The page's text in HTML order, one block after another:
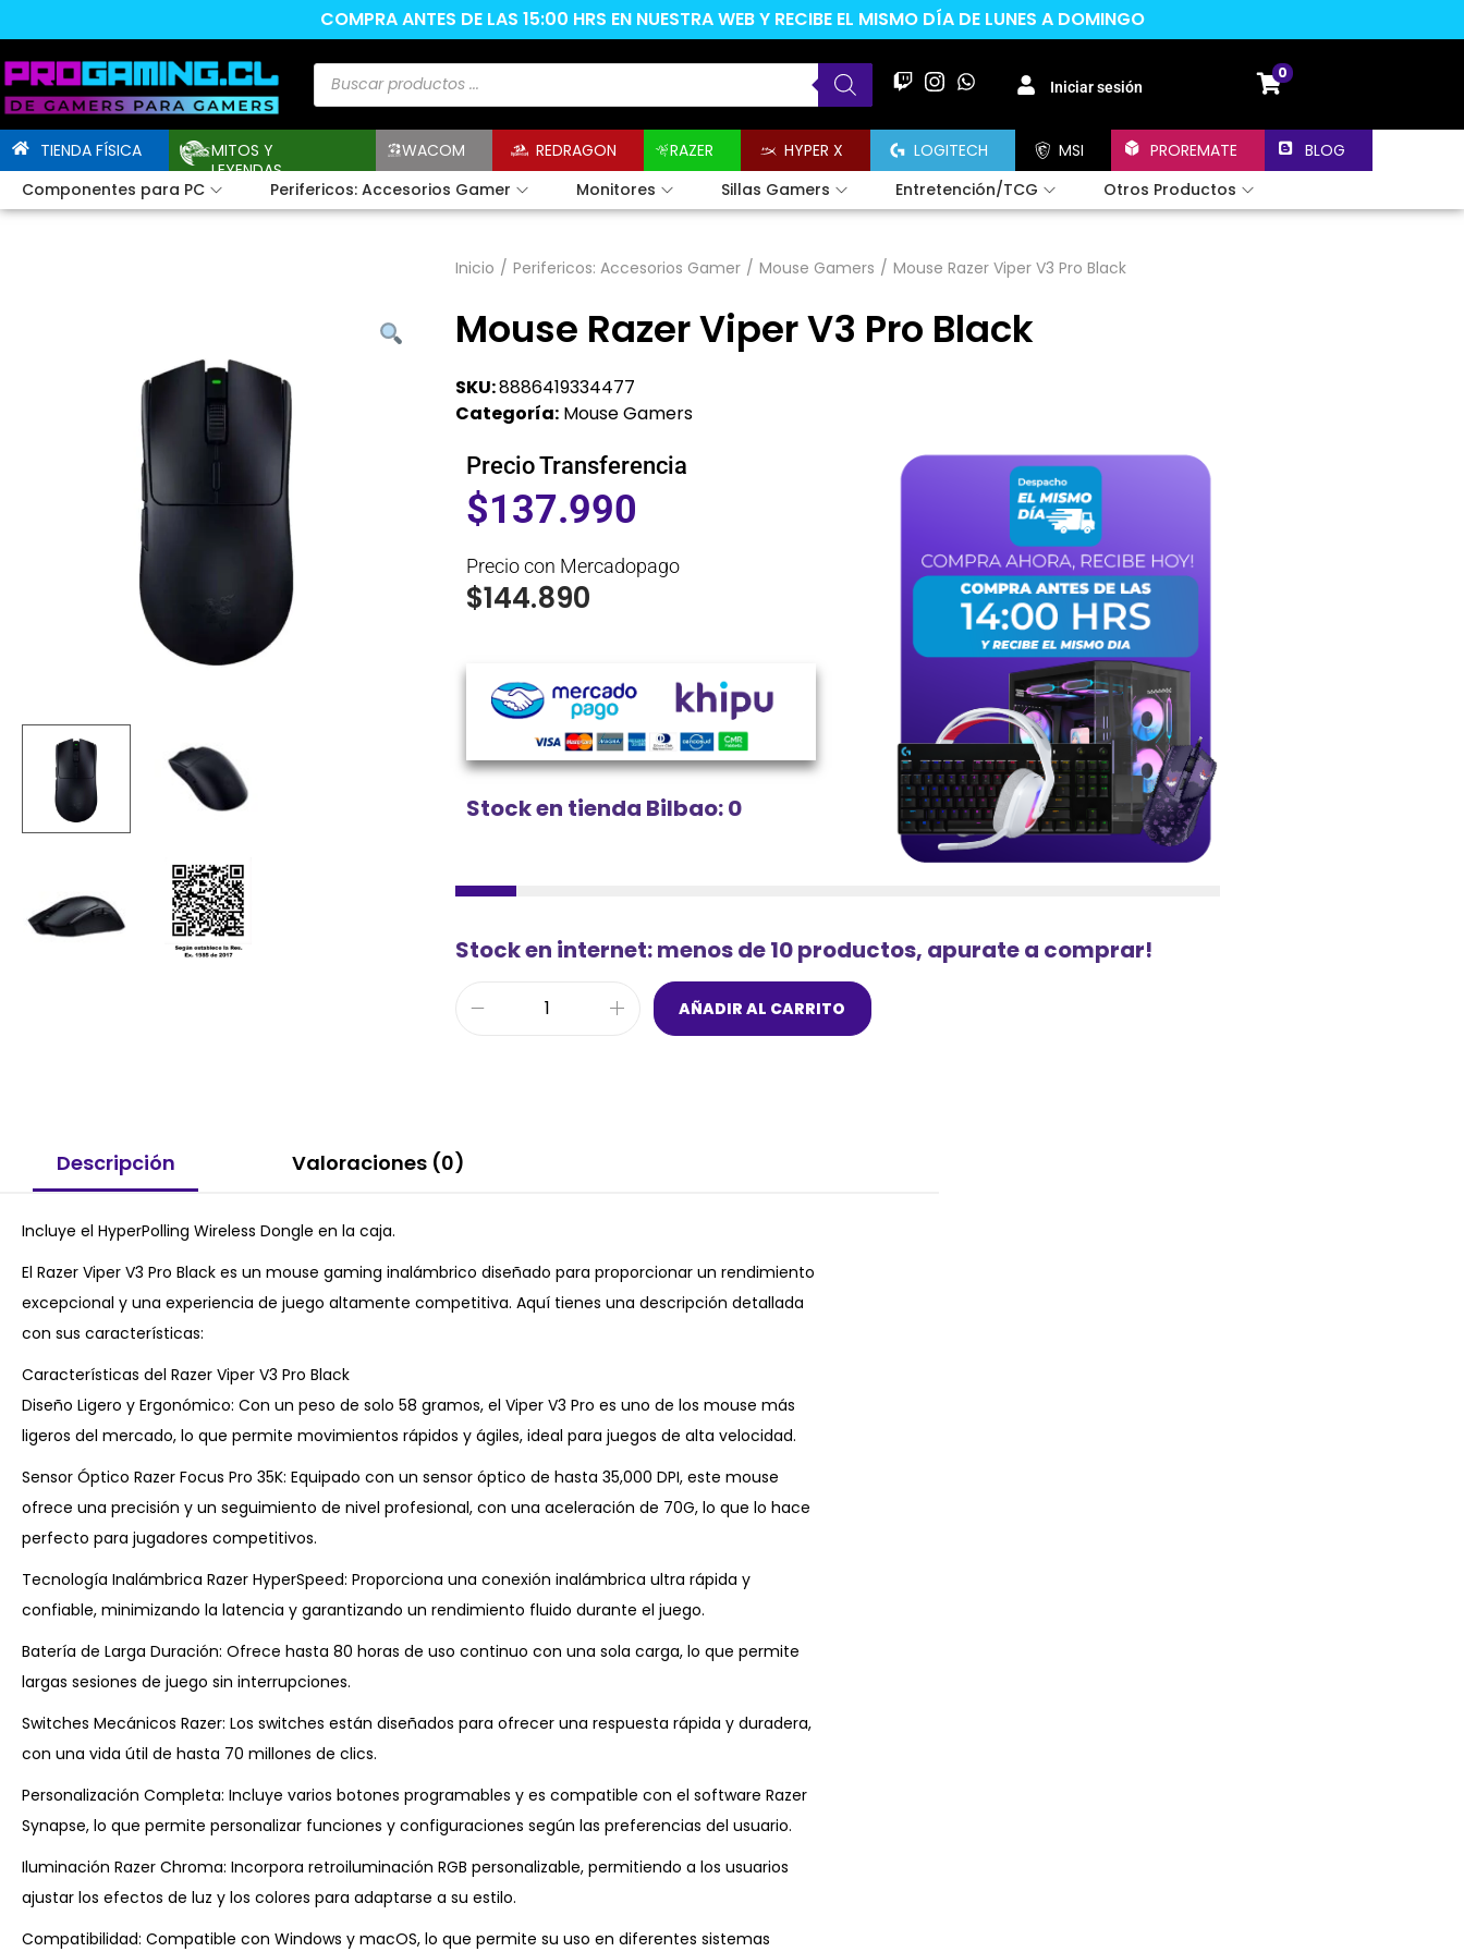
COMPRA ANTES DE LAS 15:00 HRS EN NUESTRA WEB Y RECIBE EL MISMO DÍA DE LUNES A DOMINGO
Iniciar sesión
0
TIENDA FÍSICA
MITOS Y
LEYENDAS
WACOM REDRAGON RAZER HYPER X LOGITECH MSI PROREMATE
BLOG
Componentes para PC
Perifericos: Accesorios Gamer Monitores Sillas Gamers Entretención/TCG Otros Productos
Inicio / Perifericos: Accesorios Gamer / Mouse Gamers / Mouse Razer Viper V3 Pro Black
Mouse Razer Viper V3 Pro Black
SKU:8886419334477
Categoría: Mouse Gamers
Precio Transferencia
$137.990
Precio con Mercadopago
$144.890
Stock en tienda Bilbao: 0
Stock en internet: menos de 10 productos, apurate a comprar!
AÑADIR AL CARRITO
Descripción Valoraciones (0)
Incluye el HyperPolling Wireless Dongle en la caja.
El Razer Viper V3 Pro Black es un mouse gaming inalámbrico diseñado para proporcionar un rendimiento
excepcional y una experiencia de juego altamente competitiva. Aquí tienes una descripción detallada
con sus características:
Características del Razer Viper V3 Pro Black
Diseño Ligero y Ergonómico: Con un peso de solo 58 gramos, el Viper V3 Pro es uno de los mouse más
ligeros del mercado, lo que permite movimientos rápidos y ágiles, ideal para juegos de alta velocidad.
Sensor Óptico Razer Focus Pro 35K: Equipado con un sensor óptico de hasta 35,000 DPI, este mouse
ofrece una precisión y un seguimiento de nivel profesional, con una aceleración de 70G, lo que lo hace
perfecto para jugadores competitivos.
Tecnología Inalámbrica Razer HyperSpeed: Proporciona una conexión inalámbrica ultra rápida y
confiable, minimizando la latencia y garantizando un rendimiento fluido durante el juego.
Batería de Larga Duración: Ofrece hasta 80 horas de uso continuo con una sola carga, lo que permite
largas sesiones de juego sin interrupciones.
Switches Mecánicos Razer: Los switches están diseñados para ofrecer una respuesta rápida y duradera,
con una vida útil de hasta 70 millones de clics.
Personalización Completa: Incluye varios botones programables y es compatible con el software Razer
Synapse, lo que permite personalizar funciones y configuraciones según las preferencias del usuario.
Iluminación Razer Chroma: Incorpora retroiluminación RGB personalizable, permitiendo a los usuarios
ajustar los efectos de luz y los colores para adaptarse a su estilo.
Compatibilidad: Compatible con Windows y macOS, lo que permite su uso en diferentes sistemas